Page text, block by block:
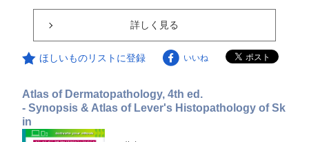
詳しく見る
ほしいものリストに登録 いいね
Atlas of Dermatopathology, 4th ed.
- Synopsis & Atlas of Lever's Histopathology of Sk
in